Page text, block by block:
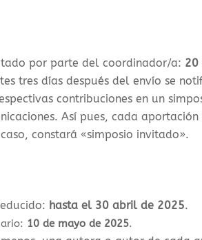
por parte del coordinador/a: 20
tres días después del envío se
contribuciones en un
Así pues, cada
constará «simposio invitado».
hasta el 30 abril de 2025.
10 de mayo de 2025.